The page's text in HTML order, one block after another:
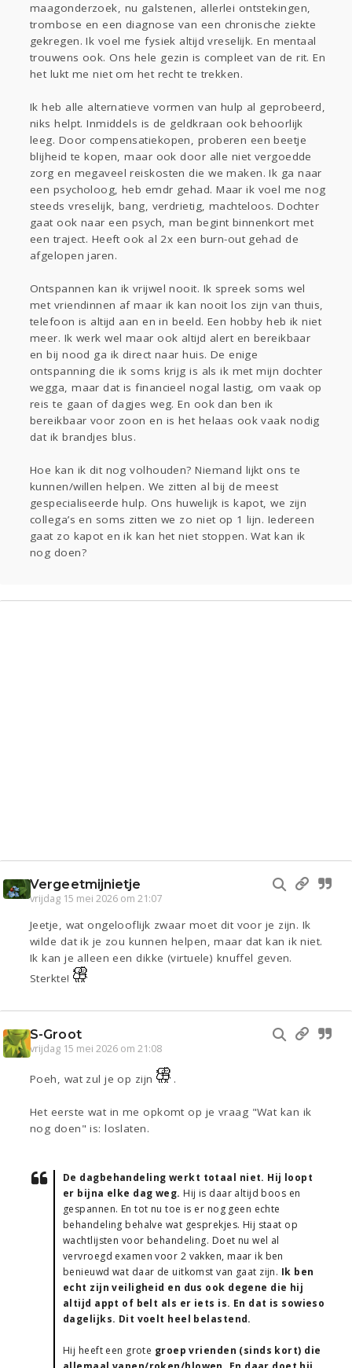
maagonderzoek, nu galstenen, allerlei ontstekingen,
trombose en een diagnose van een chronische ziekte
gekregen. Ik voel me fysiek altijd vreselijk. En mentaal
trouwens ook. Ons hele gezin is compleet van de rit. En
het lukt me niet om het recht te trekken.
Ik heb alle alternatieve vormen van hulp al geprobeerd,
niks helpt. Inmiddels is de geldkraan ook behoorlijk
leeg. Door compensatiekopen, proberen een beetje
blijheid te kopen, maar ook door alle niet vergoedde
zorg en megaveel reiskosten die we maken. Ik ga naar
een psycholoog, heb emdr gehad. Maar ik voel me nog
steeds vreselijk, bang, verdrietig, machteloos. Dochter
gaat ook naar een psych, man begint binnenkort met
een traject. Heeft ook al 2x een burn-out gehad de
afgelopen jaren.
Ontspannen kan ik vrijwel nooit. Ik spreek soms wel
met vriendinnen af maar ik kan nooit los zijn van thuis,
telefoon is altijd aan en in beeld. Een hobby heb ik niet
meer. Ik werk wel maar ook altijd alert en bereikbaar
en bij nood ga ik direct naar huis. De enige
ontspanning die ik soms krijg is als ik met mijn dochter
wegga, maar dat is financieel nogal lastig, om vaak op
reis te gaan of dagjes weg. En ook dan ben ik
bereikbaar voor zoon en is het helaas ook vaak nodig
dat ik brandjes blus.
Hoe kan ik dit nog volhouden? Niemand lijkt ons te
kunnen/willen helpen. We zitten al bij de meest
gespecialiseerde hulp. Ons huwelijk is kapot, we zijn
collega’s en soms zitten we zo niet op 1 lijn. Iedereen
gaat zo kapot en ik kan het niet stoppen. Wat kan ik
nog doen?
Vergeetmijnietje
vrijdag 15 mei 2026 om 21:07
Jeetje, wat ongelooflijk zwaar moet dit voor je zijn. Ik
wilde dat ik je zou kunnen helpen, maar dat kan ik niet.
Ik kan je alleen een dikke (virtuele) knuffel geven.
Sterkte!
S-Groot
vrijdag 15 mei 2026 om 21:08
Poeh, wat zul je op zijn .
Het eerste wat in me opkomt op je vraag "Wat kan ik
nog doen" is: loslaten.
De dagbehandeling werkt totaal niet. Hij loopt
er bijna elke dag weg. Hij is daar altijd boos en
gespannen. En tot nu toe is er nog geen echte
behandeling behalve wat gesprekjes. Hij staat op
wachtlijsten voor behandeling. Doet nu wel al
vervroegd examen voor 2 vakken, maar ik ben
benieuwd wat daar de uitkomst van gaat zijn. Ik ben
echt zijn veiligheid en dus ook degene die hij
altijd appt of belt als er iets is. En dat is sowieso
dagelijks. Dit voelt heel belastend.
Hij heeft een grote groep vrienden (sinds kort) die